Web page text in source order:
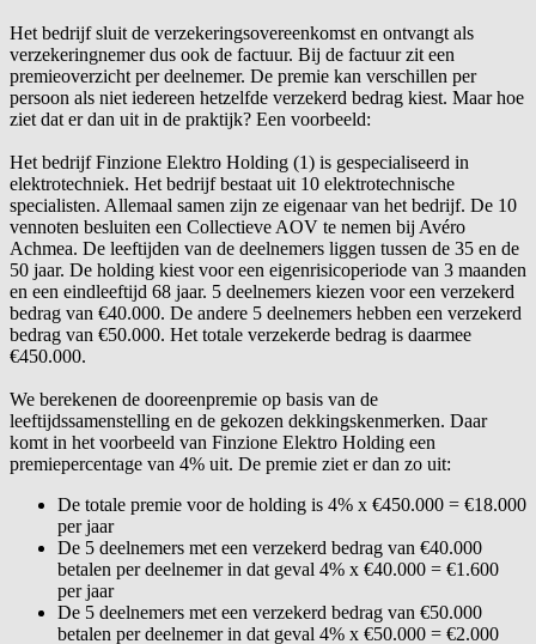
Het bedrijf sluit de verzekeringsovereenkomst en ontvangt als
verzekeringnemer dus ook de factuur. Bij de factuur zit een
premieoverzicht per deelnemer. De premie kan verschillen per
persoon als niet iedereen hetzelfde verzekerd bedrag kiest. Maar hoe
ziet dat er dan uit in de praktijk? Een voorbeeld:
Het bedrijf Finzione Elektro Holding (1) is gespecialiseerd in
elektrotechniek. Het bedrijf bestaat uit 10 elektrotechnische
specialisten. Allemaal samen zijn ze eigenaar van het bedrijf. De 10
vennoten besluiten een Collectieve AOV te nemen bij Avéro
Achmea. De leeftijden van de deelnemers liggen tussen de 35 en de
50 jaar. De holding kiest voor een eigenrisicoperiode van 3 maanden
en een eindleeftijd 68 jaar. 5 deelnemers kiezen voor een verzekerd
bedrag van €40.000. De andere 5 deelnemers hebben een verzekerd
bedrag van €50.000. Het totale verzekerde bedrag is daarmee
€450.000.
We berekenen de dooreenpremie op basis van de
leeftijdssamenstelling en de gekozen dekkingskenmerken. Daar
komt in het voorbeeld van Finzione Elektro Holding een
premiepercentage van 4% uit. De premie ziet er dan zo uit:
De totale premie voor de holding is 4% x €450.000 = €18.000
per jaar
De 5 deelnemers met een verzekerd bedrag van €40.000
betalen per deelnemer in dat geval 4% x €40.000 = €1.600
per jaar
De 5 deelnemers met een verzekerd bedrag van €50.000
betalen per deelnemer in dat geval 4% x €50.000 = €2.000